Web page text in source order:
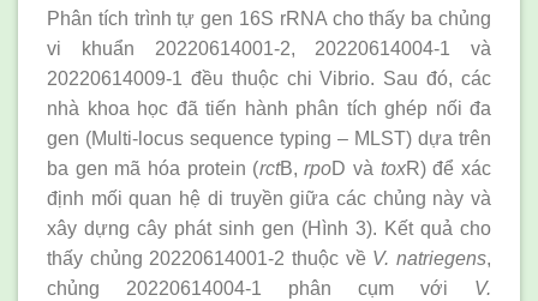
Phân tích trình tự gen 16S rRNA cho thấy ba chủng
vi khuẩn 20220614001-2, 20220614004-1 và
20220614009-1 đều thuộc chi Vibrio. Sau đó, các
nhà khoa học đã tiến hành phân tích ghép nối đa
gen (Multi-locus sequence typing – MLST) dựa trên
ba gen mã hóa protein (rctB,rpoD và toxR) để xác
định mối quan hệ di truyền giữa các chủng này và
xây dựng cây phát sinh gen (Hình 3). Kết quả cho
thấy chủng 20220614001-2 thuộc về V. natriegens,
chủng 20220614004-1 phân cụm với V.